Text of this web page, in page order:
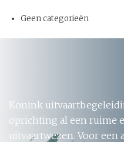
Geen categorieën
Konink
oprichting al een ruime
uitvaartwezen. Voor een